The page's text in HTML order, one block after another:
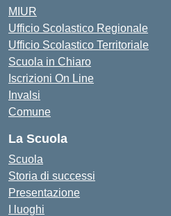
MIUR
Ufficio Scolastico Regionale
Ufficio Scolastico Territoriale
Scuola in Chiaro
Iscrizioni On Line
Invalsi
Comune
La Scuola
Scuola
Storia di successi
Presentazione
I luoghi